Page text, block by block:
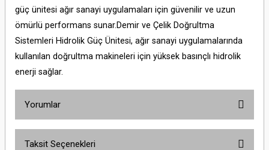
güç ünitesi ağır sanayi uygulamaları için güvenilir ve uzun
ömürlü performans sunar.Demir ve Çelik Doğrultma
Sistemleri Hidrolik Güç Ünitesi, ağır sanayi uygulamalarında
kullanılan doğrultma makineleri için yüksek basınçlı hidrolik
enerji sağlar.
Yorumlar
Taksit Seçenekleri